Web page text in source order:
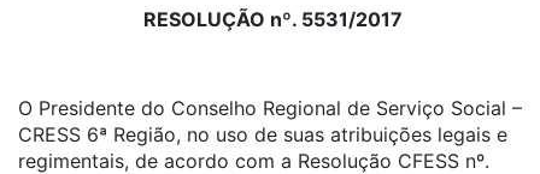
RESOLUÇÃO nº. 5531/2017
O Presidente do Conselho Regional de Serviço Social –
CRESS 6ª Região, no uso de suas atribuições legais e
regimentais, de acordo com a Resolução CFESS nº.